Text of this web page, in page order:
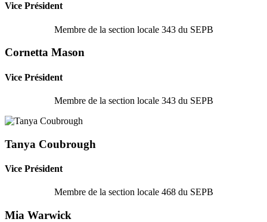
Vice Président
Membre de la section locale 343 du SEPB
Cornetta Mason
Vice Président
Membre de la section locale 343 du SEPB
Tanya Coubrough
Vice Président
Membre de la section locale 468 du SEPB
Mia Warwick